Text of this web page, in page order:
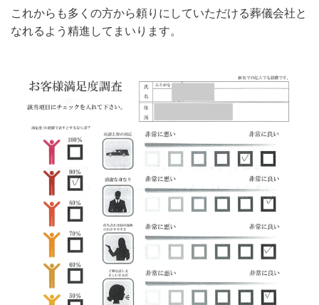
これからも多くの方から頼りにしていただける葬儀会社と
なれるよう精進してまいります。